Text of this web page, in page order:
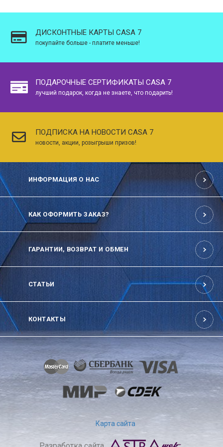
ДИСКОНТНЫЕ КАРТЫ CASA 7
покупайте больше - платите меньше!
ПОДАРОЧНЫЕ СЕРТИФИКАТЫ CASA 7
лучший подарок, когда не знаете, что подарить!
ПОДПИСКА НА НОВОСТИ CASA 7
новости, акции, розыгрыши призов!
ИНФОРМАЦИЯ О НАС
КАК ОФОРМИТЬ ЗАКАЗ?
ГАРАНТИИ, ВОЗВРАТ И ОБМЕН
СТАТЬИ
КОНТАКТЫ
Карта сайта